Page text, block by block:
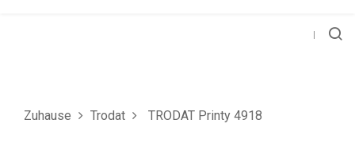
Zuhause Trodat TRODAT Printy 4918